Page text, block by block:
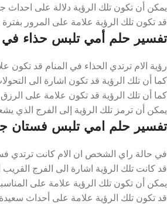
يمكن أن تكون تلك الرؤية دلالة على احداث
قد تكون تلك الرؤية علامة على المرور بفترة
تفسير حلم أمي تلبس حذاء في
رؤية الام ترتدي الحذاء في المنام قد تكون
كما أن تلك الرؤية قد تكون اشارة الى
كما أن تلك الرؤية قد تكون علامة على الرزق
يمكن أن ترمز تلك الرؤية إلى الفرج الذي
تفسير حلم امي تلبس فستان
في حالة راي الشخص ان الام كانت ترتدي
قد كانت تلك الرؤية اشارة الى الفرج القريب
يمكن أن تكون تلك الرؤية علامة على
قد تكون تلك الرؤية علامة على أحداث سعيدة